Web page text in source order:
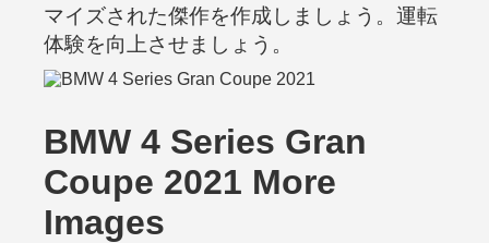
マイズされた傑作を作成しましょう。運転
体験を向上させましょう。
BMW 4 Series Gran
Coupe 2021 More
Images